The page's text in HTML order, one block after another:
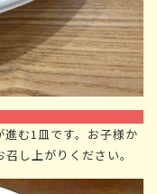
む1皿です。お子様か
し上がりください。